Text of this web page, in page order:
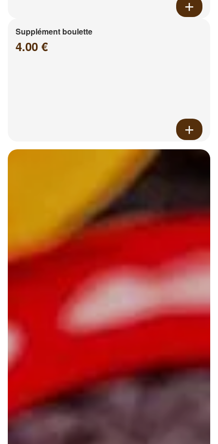
Supplément boulette
4.00 €